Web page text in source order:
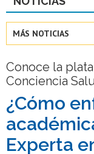
MÁS NOTICIAS
Conoce la
Conciencia
¿Cómo
Experta